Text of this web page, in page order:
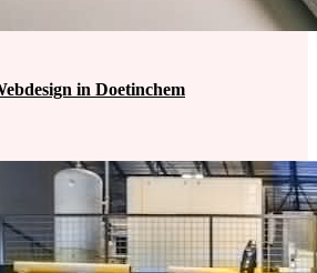
in Doetinchem